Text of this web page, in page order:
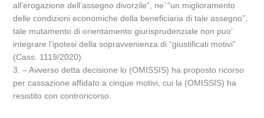
all’erogazione dell’assegno divorzile”, ne’ “un miglioramento
delle condizioni economiche della beneficiaria di tale assegno”,
tale mutamento di orientamento giurisprudenziale non puo’
integrare l’ipotesi della sopravvenienza di “giustificati motivi”
(Cass. 1119/2020).
3. – Avverso detta decisione lo (OMISSIS) ha proposto ricorso
per cassazione affidato a cinque motivi, cui la (OMISSIS) ha
resistito con controricorso.